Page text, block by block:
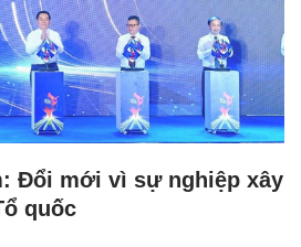
Đổi mới vì sự nghiệp xây
quốc